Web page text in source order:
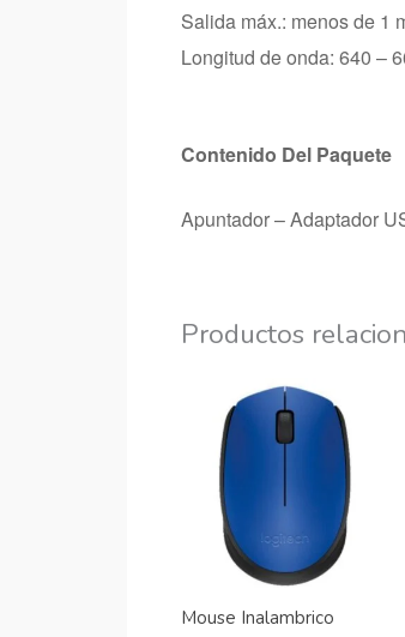
Salida máx.: menos de 1
Longitud de onda: 640 –
Contenido Del Paquete
Apuntador –Adaptador
Productos
Mouse Inalambrico